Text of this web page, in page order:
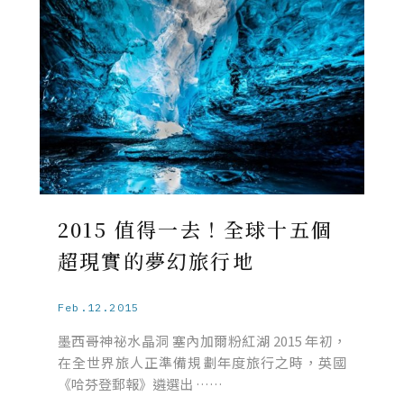
2015 值得一去！全球十五個
超現實的夢幻旅行地
Feb.12.2015
墨西哥神祕水晶洞 塞內加爾粉紅湖 2015 年初，
在全世界旅人正準備規劃年度旅行之時，英國
《哈芬登郵報》遴選出 ……